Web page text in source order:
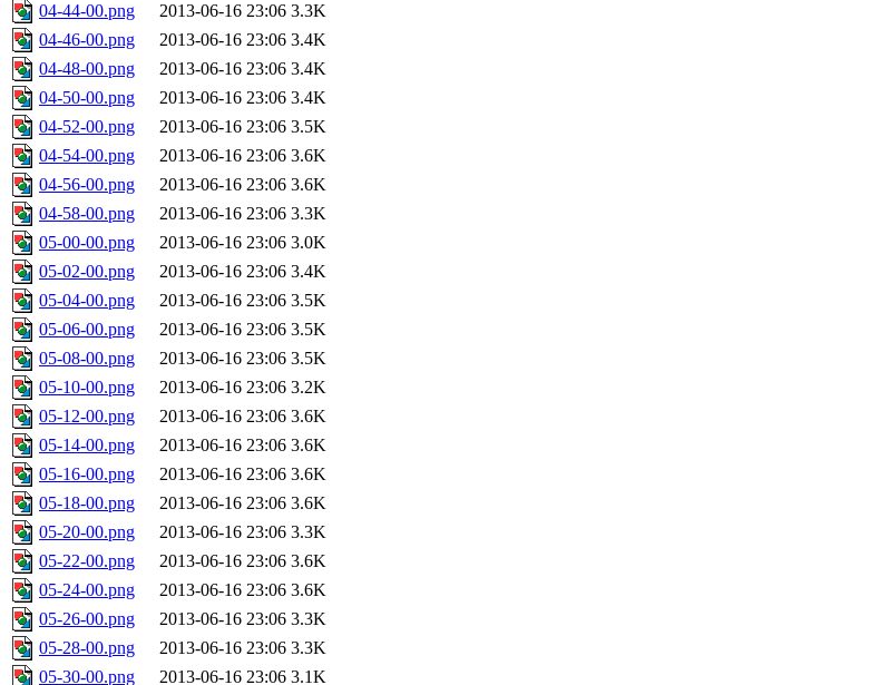
04-44-00.png
2013-06-16 23:06 3.3K
04-46-00.png
2013-06-16 23:06 3.4K
04-48-00.png
2013-06-16 23:06 3.4K
04-50-00.png
2013-06-16 23:06 3.4K
04-52-00.png
2013-06-16 23:06 3.5K
04-54-00.png
2013-06-16 23:06 3.6K
04-56-00.png
2013-06-16 23:06 3.6K
04-58-00.png
2013-06-16 23:06 3.3K
05-00-00.png
2013-06-16 23:06 3.0K
05-02-00.png
2013-06-16 23:06 3.4K
05-04-00.png
2013-06-16 23:06 3.5K
05-06-00.png
2013-06-16 23:06 3.5K
05-08-00.png
2013-06-16 23:06 3.5K
05-10-00.png
2013-06-16 23:06 3.2K
05-12-00.png
2013-06-16 23:06 3.6K
05-14-00.png
2013-06-16 23:06 3.6K
05-16-00.png
2013-06-16 23:06 3.6K
05-18-00.png
2013-06-16 23:06 3.6K
05-20-00.png
2013-06-16 23:06 3.3K
05-22-00.png
2013-06-16 23:06 3.6K
05-24-00.png
2013-06-16 23:06 3.6K
05-26-00.png
2013-06-16 23:06 3.3K
05-28-00.png
2013-06-16 23:06 3.3K
05-30-00.png
2013-06-16 23:06 3.1K